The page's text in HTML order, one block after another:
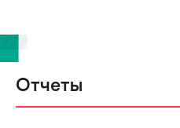
Отчеты